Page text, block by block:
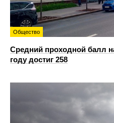
Общество
Средний проходной балл
году достиг 258